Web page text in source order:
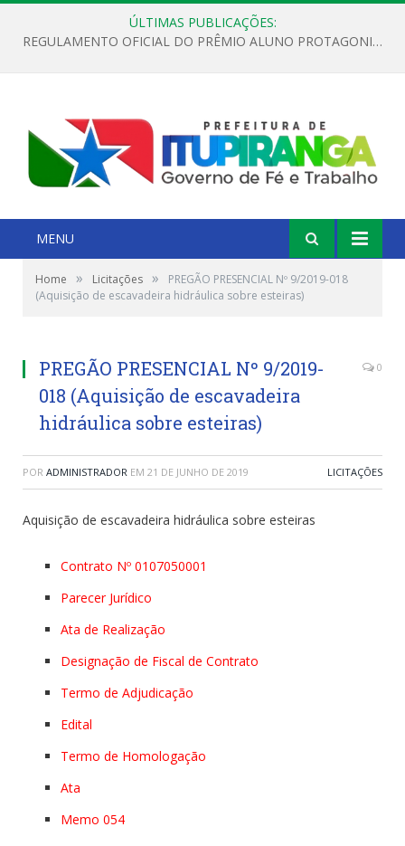
ÚLTIMAS PUBLICAÇÕES:
REGULAMENTO OFICIAL DO PRÊMIO ALUNO PROTAGONISTA – EDIÇÃO 2026
MENU
Home » Licitações »
PREGÃO PRESENCIAL Nº 9/2019-018
(Aquisição de escavadeira hidráulica sobre esteiras)
PREGÃO PRESENCIAL Nº 9/2019-
018 (Aquisição de escavadeira
hidráulica sobre esteiras)
0
POR ADMINISTRADOR EM 21 DE JUNHO DE 2019 LICITAÇÕES
Aquisição de escavadeira hidráulica sobre esteiras
Contrato Nº 0107050001
Parecer Jurídico
Ata de Realização
Designação de Fiscal de Contrato
Termo de Adjudicação
Edital
Termo de Homologação
Ata
Memo 054